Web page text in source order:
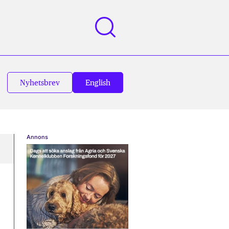
Nyhetsbrev English
Annons